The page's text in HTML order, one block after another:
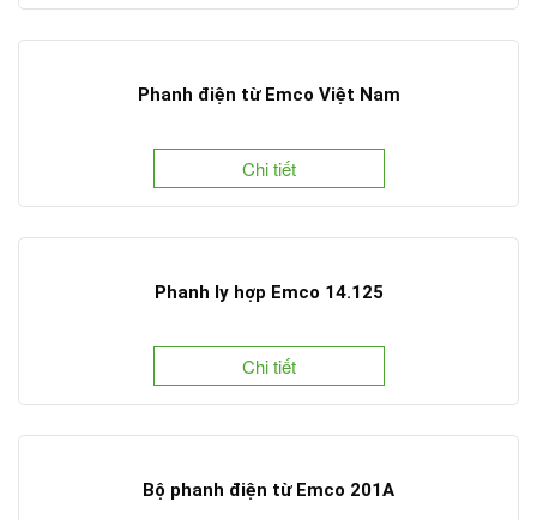
Phanh điện từ Emco Việt Nam
Chi tiết
Phanh ly hợp Emco 14.125
Chi tiết
Bộ phanh điện từ Emco 201A